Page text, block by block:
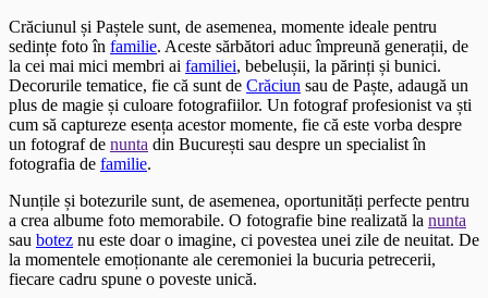
Crăciunul și Paștele sunt, de asemenea, momente ideale pentru
sedințe foto în familie. Aceste sărbători aduc împreună generații, de
la cei mai mici membri ai familiei, bebelușii, la părinți și bunici.
Decorurile tematice, fie că sunt de Crăciun sau de Paște, adaugă un
plus de magie și culoare fotografiilor. Un fotograf profesionist va ști
cum să captureze esența acestor momente, fie că este vorba despre
un fotograf de nunta din București sau despre un specialist în
fotografia de familie.
Nunțile și botezurile sunt, de asemenea, oportunități perfecte pentru
a crea albume foto memorabile. O fotografie bine realizată la nunta
sau botez nu este doar o imagine, ci povestea unei zile de neuitat. De
la momentele emoționante ale ceremoniei la bucuria petrecerii,
fiecare cadru spune o poveste unică.